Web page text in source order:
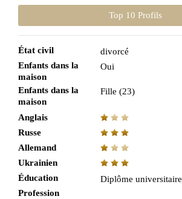
Top 10 Profils
État civil
divorcé
Enfants dans la
maison
Oui
Enfants dans la
maison
Fille (23)
Anglais
Russe
Allemand
Ukrainien
Éducation
Diplôme universitaire
Profession